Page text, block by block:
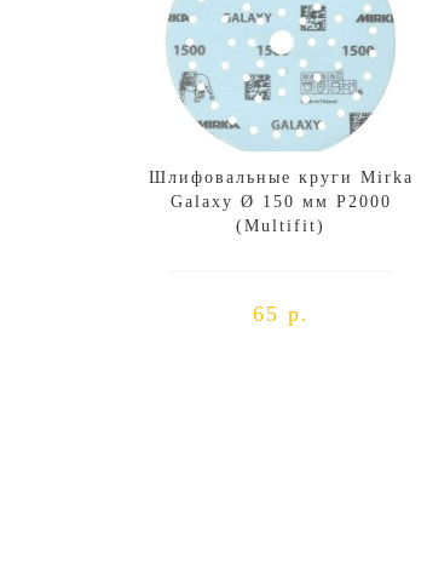
Шлифовальные круги Mirka
Galaxy Ø 150 мм P2000
(Multifit)
65 р.